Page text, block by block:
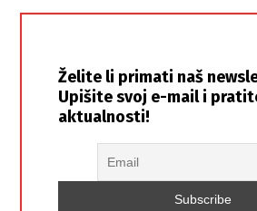
Želite li primati naš
Upišite svoj e-mail i
aktualnosti!